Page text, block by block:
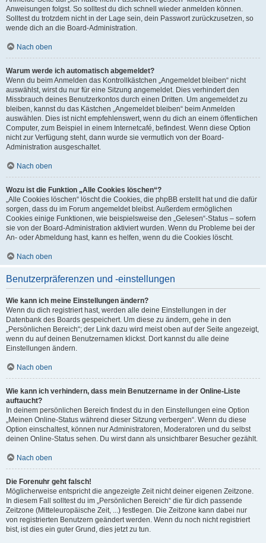
Anweisungen folgst. So solltest du dich schnell wieder anmelden können.
Solltest du trotzdem nicht in der Lage sein, dein Passwort zurückzusetzen, so
wende dich an die Board-Administration.
Nach oben
Warum werde ich automatisch abgemeldet?
Wenn du beim Anmelden das Kontrollkästchen „Angemeldet bleiben“ nicht
auswählst, wirst du nur für eine Sitzung angemeldet. Dies verhindert den
Missbrauch deines Benutzerkontos durch einen Dritten. Um angemeldet zu
bleiben, kannst du das Kästchen „Angemeldet bleiben“ beim Anmelden
auswählen. Dies ist nicht empfehlenswert, wenn du dich an einem öffentlichen
Computer, zum Beispiel in einem Internetcafé, befindest. Wenn diese Option
nicht zur Verfügung steht, dann wurde sie vermutlich von der Board-
Administration ausgeschaltet.
Nach oben
Wozu ist die Funktion „Alle Cookies löschen“?
„Alle Cookies löschen“ löscht die Cookies, die phpBB erstellt hat und die dafür
sorgen, dass du im Forum angemeldet bleibst. Außerdem ermöglichen
Cookies einige Funktionen, wie beispielsweise den „Gelesen“-Status – sofern
sie von der Board-Administration aktiviert wurden. Wenn du Probleme bei der
An- oder Abmeldung hast, kann es helfen, wenn du die Cookies löscht.
Nach oben
Benutzerpräferenzen und -einstellungen
Wie kann ich meine Einstellungen ändern?
Wenn du dich registriert hast, werden alle deine Einstellungen in der
Datenbank des Boards gespeichert. Um diese zu ändern, gehe in den
„Persönlichen Bereich“; der Link dazu wird meist oben auf der Seite angezeigt,
wenn du auf deinen Benutzernamen klickst. Dort kannst du alle deine
Einstellungen ändern.
Nach oben
Wie kann ich verhindern, dass mein Benutzername in der Online-Liste
auftaucht?
In deinem persönlichen Bereich findest du in den Einstellungen eine Option
„Meinen Online-Status während dieser Sitzung verbergen“. Wenn du diese
Option einschaltest, können nur Administratoren, Moderatoren und du selbst
deinen Online-Status sehen. Du wirst dann als unsichtbarer Besucher gezählt.
Nach oben
Die Forenuhr geht falsch!
Möglicherweise entspricht die angezeigte Zeit nicht deiner eigenen Zeitzone.
In diesem Fall solltest du im „Persönlichen Bereich“ die für dich passende
Zeitzone (Mitteleuropäische Zeit, ...) festlegen. Die Zeitzone kann dabei nur
von registrierten Benutzern geändert werden. Wenn du noch nicht registriert
bist, ist dies ein guter Grund, dies jetzt zu tun.